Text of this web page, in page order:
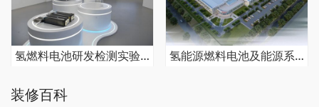
氢燃料电池研发检测实验室装修设计 氢能源燃料电池及能源系统检测实验室建设
装修百科